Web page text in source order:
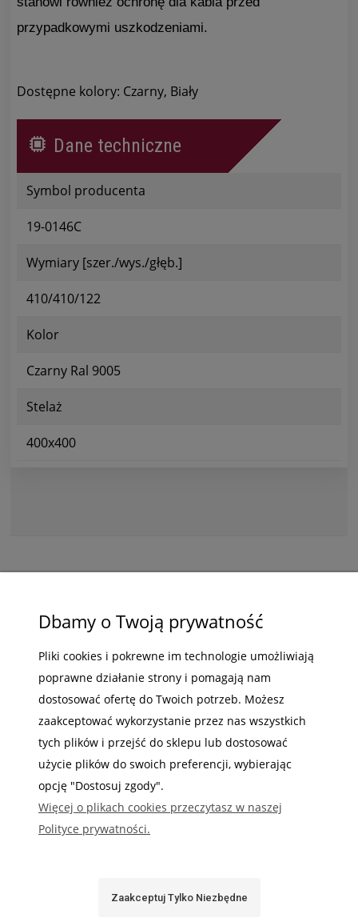
przypadkowymi uszkodzeniami.
Dostępne kolory: Czarny, Biały
Dane techniczne
Symbol producenta
19-0146C
Wymiary [szer./wys./głęb.]
410/410/122
Kolor
Czarny Ral 9005
Stelaż
400x400
ZAKUPY
POMOC
MOJE KONTO
INFORMACJE
Gdzie nas możesz znaleźć
Dbamy o Twoją prywatność
Pliki cookies i pokrewne im technologie umożliwiają
poprawne działanie strony i pomagają nam
dostosować ofertę do Twoich potrzeb. Możesz
zaakceptować wykorzystanie przez nas wszystkich
tych plików i przejść do sklepu lub dostosować
użycie plików do swoich preferencji, wybierając
opcję "Dostosuj zgody".
Więcej o plikach cookies przeczytasz w naszej
Polityce prywatności.
Zaakceptuj Tylko Niezbędne